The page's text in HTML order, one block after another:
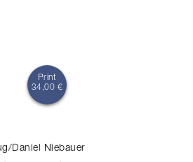
Print
34,00 €
Daniel Niebauer